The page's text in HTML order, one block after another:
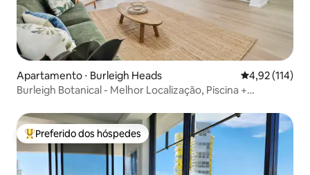
Apartamento ⋅ Burleigh Heads 4,92 de uma
4,92 (114)
Burleigh Botanical - Melhor Localização, Piscina +
Entre os melhores preferidos dos hóspedes
Preferido dos hóspedes